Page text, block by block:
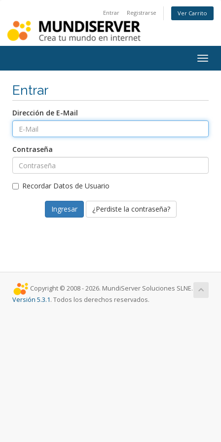
Entrar Registrarse Ver Carrito
Entrar
Dirección de E-Mail
Contraseña
Recordar Datos de Usuario
¿Perdiste la contraseña?
Copyright © 2008 - 2026. MundiServer Soluciones SLNE.
Versión 5.3.1. Todos los derechos reservados.